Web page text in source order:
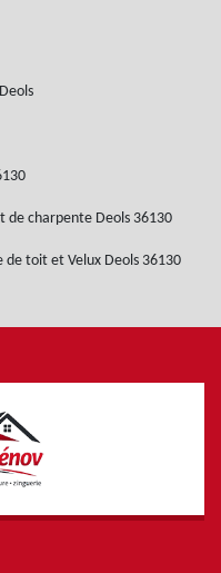
charpente Deols 36130
de toit et Velux Deols 36130